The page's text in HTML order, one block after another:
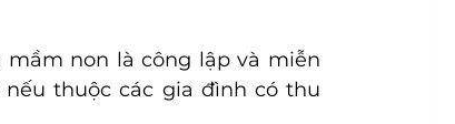
non là công lập và miễn
thuộc các gia đình có thu